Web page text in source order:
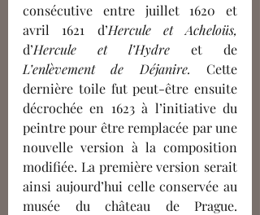
consécutive entre juillet 1620 et
avril 1621 d’
d’Hercule et l’Hydre
L’enlèvement de Déjanire. Cette
dernière toile fut peut-être ensuite
décrochée en 1623 à l’initiative du
peintre pour être remplacée par une
nouvelle version à la composition
modifiée. La première version serait
ainsi aujourd’hui celle conservée au
musée du château de Prague.